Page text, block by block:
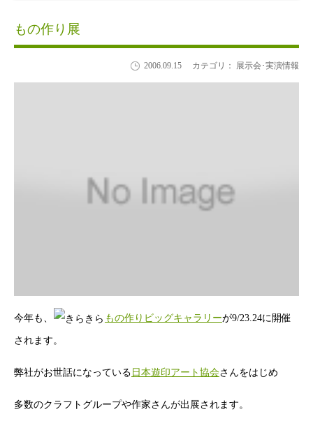
もの作り展
2006.09.15 カテゴリ： 展示会･実演情報
今年も、 もの作りビッグキャラリーが9/23.24に開催
されます。
弊社がお世話になっている 日本遊印アート協会さんをはじめ
多数のクラフトグループや作家さんが出展されます。